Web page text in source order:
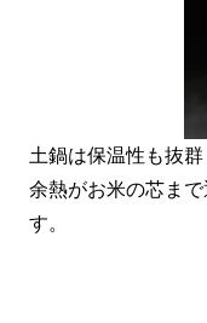
土鍋は保温性も抜群
余熱がお米の芯ま
す。